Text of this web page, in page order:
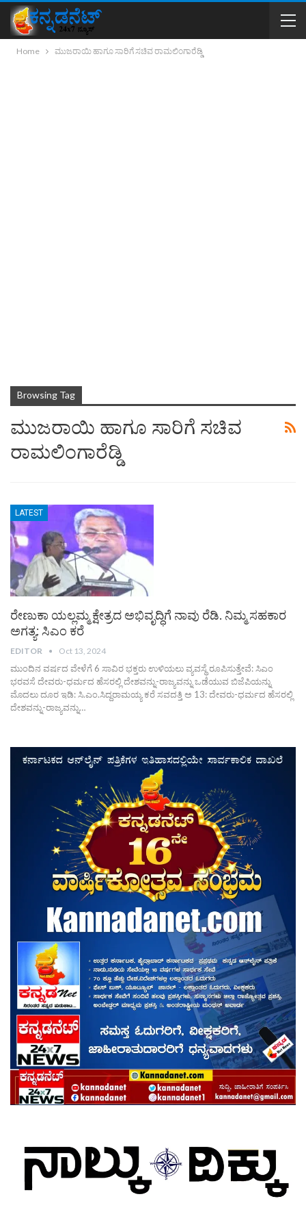
Home ಮುಜರಾಯಿ ಹಾಗೂ ಸಾರಿಗೆ ಸಚಿವ ರಾಮಲಿಂಗಾರೆಡ್ಡಿ
Browsing Tag
ಮುಜರಾಯಿ ಹಾಗೂ ಸಾರಿಗೆ ಸಚಿವ
ರಾಮಲಿಂಗಾರೆಡ್ಡಿ
LATEST
ರೇಣುಕಾ ಯಲ್ಲಮ್ಮ ಕ್ಷೇತ್ರದ ಅಭಿವೃದ್ಧಿಗೆ ನಾವು ರೆಡಿ. ನಿಮ್ಮ ಸಹಕಾರ
ಅಗತ್ಯ: ಸಿಎಂ ಕರೆ
EDITOR Oct 13, 2024
ಮುಂದಿನ ವರ್ಷದ ವೇಳೆಗೆ 6 ಸಾವಿರ ಭಕ್ತರು ಉಳಿಯಲು ವ್ಯವಸ್ಥೆ ರೂಪಿಸುತ್ತೇವೆ: ಸಿಎಂ
ಭರವಸೆ ದೇವರು-ಧರ್ಮದ ಹೆಸರಲ್ಲಿ ದೇಶವನ್ನು-ರಾಜ್ಯವನ್ನು ಒಡೆಯುವ ಬಿಜೆಪಿಯನ್ನು
ಮೊದಲು ದೂರ ಇಡಿ: ಸಿ.ಎಂ.ಸಿದ್ದರಾಮಯ್ಯ ಕರೆ ಸವದತ್ತಿ ಅ 13: ದೇವರು-ಧರ್ಮದ ಹೆಸರಲ್ಲಿ
ದೇಶವನ್ನು-ರಾಜ್ಯವನ್ನು…